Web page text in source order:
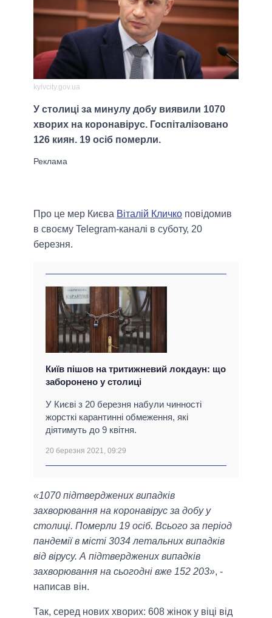
kyivcity.gov.ua
У столиці за минулу добу виявили 1070
хворих на коронавірус. Госпіталізовано
126 киян. 19 осіб померли.
Про це мер Києва Віталій Кличко повідомив
в своєму Telegram-каналі в суботу, 20
березня.
Київ пішов на тритижневий локдаун: що
заборонено у столиці
У Києві з 20 березня набули чинності
жорсткі карантинні обмеження, які
діятимуть до 9 квітня.
20 березня 2021, 09:29
«1070 підтверджених випадків
захворювання на коронавірус за добу у
столиці. Померли 19 осіб. Всього за період
пандемії в місті 3034 летальних випадків
від вірусу. А підтверджених випадків
захворювання на сьогодні вже 152 203», -
написав він.
Так, серед нових хворих: 608 жінок у віці від